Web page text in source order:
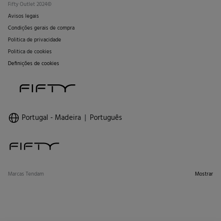
Fifty Outlet 2024©
Avisos legais
Condições gerais de compra
Politica de privacidade
Politica de cookies
Definições de cookies
Portugal - Madeira Português
Marcas Tendam Mostrar